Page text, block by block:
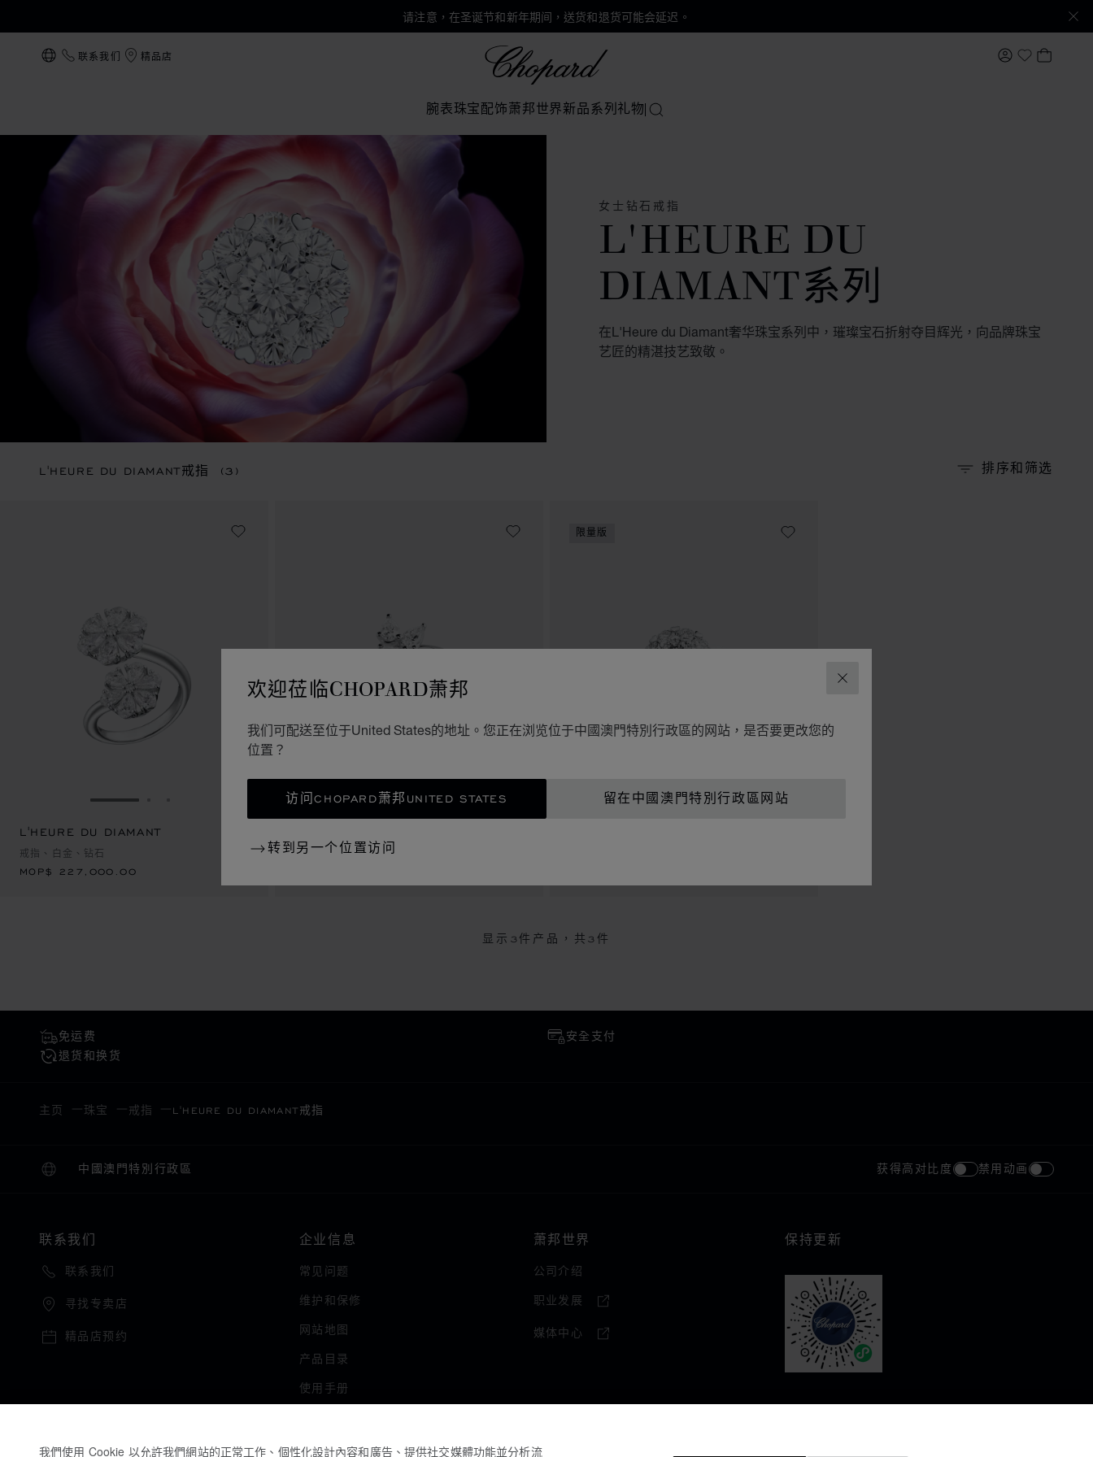
关闭
欢迎莅临CHOPARD萧邦
我们可配送至位于United States的地址。您正在浏览位于中國澳門特別行政區的网站，是否要更改您的
位置？
访问CHOPARD萧邦UNITED STATES 留在中國澳門特別行政區网站
转到另一个位置访问
请注意，在圣诞节和新年期间，送货和退货可能会延迟。
本地化（更改国家/地区）
联系我们 精品店 我的账户
My Wishlist
我的购
腕表珠宝配饰萧邦世界新品系列 礼物搜索
女士钻石戒指
L'HEURE DU
DIAMANT系列
在L'Heure du Diamant奢华珠宝系列中，璀璨宝石折射夺目辉光，向品牌珠宝
艺匠的精湛技艺致敬。
L'HEURE DU DIAMANT戒指 (3) 排序和筛选
转到幻灯片 1
L'HEURE DU DIAMANT
戒指、白金、钻石
MOP$ 227,000.00
MOP$ 227,000.00
转到幻灯片 1转到幻灯片 2
转到幻灯片 3
戒指、白金、钻石
限量版
转到幻灯片 1转到幻灯片 2
转到幻灯片 3
显示 3 件产品，共3件
免运费
安全支付
退货和换货
主页 珠宝 戒指 L'HEURE DU DIAMANT戒指
中國澳門特別行政區
本地化（更改国家/地区）
更改国家/地区 获得高对比度 禁用动画
联系我们
联系我们
寻找专卖店
精品店预约
企业信息
常见问题
维护和保修
网站地图
产品目录
使用手册
萧邦世界
公司介绍
职业发展
媒体中心
保持更新
我們使用 Cookie 以允許我們網站的正常工作、個性化設計內容和廣告、提供社交媒體功能並分析流